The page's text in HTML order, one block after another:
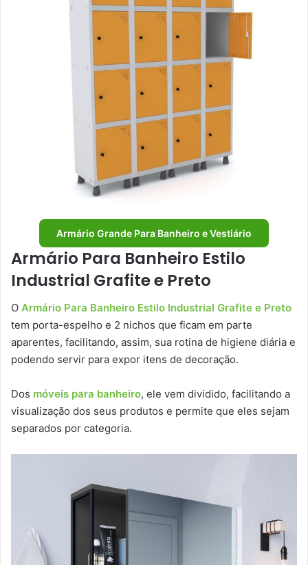
Armário Grande Para Banheiro e Vestiário
Armário Para Banheiro Estilo
Industrial Grafite e Preto
O Armário Para Banheiro Estilo Industrial Grafite e Preto
tem porta-espelho e 2 nichos que ficam em parte
aparentes, facilitando, assim, sua rotina de higiene diária e
podendo servir para expor itens de decoração.
Dos móveis para banheiro, ele vem dividido, facilitando a
visualização dos seus produtos e permite que eles sejam
separados por categoria.